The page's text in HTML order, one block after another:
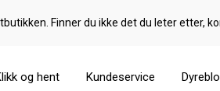
Finner du ikke det du leter etter,
og hent Kundeservice